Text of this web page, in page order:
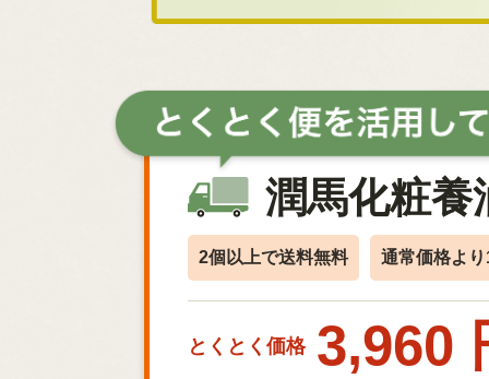
潤馬化粧養
2個以上で送料無料 通常価格よ
とくとく価格 3,960